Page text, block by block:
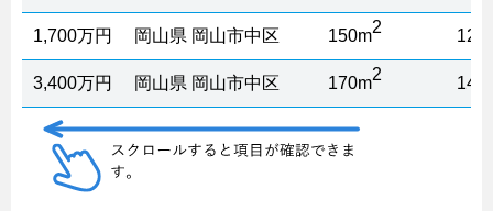
1,700万円 岡山県 岡山市中区 150m2
3,400万円 岡山県 岡山市中区 170m2